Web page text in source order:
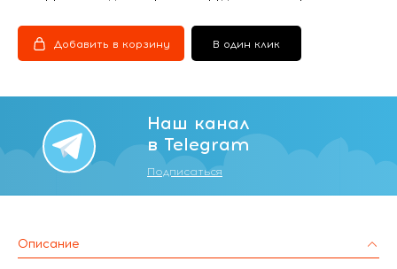
Добавить в корзину В один клик
Наш канал
в Telegram
Подписаться
Описание